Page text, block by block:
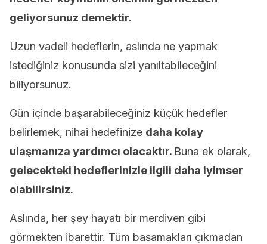
geliyorsunuz demektir.
Uzun vadeli hedeflerin, aslında ne yapmak
istediğiniz konusunda sizi yanıltabileceğini
biliyorsunuz.
Gün içinde başarabileceğiniz küçük hedefler
belirlemek, nihai hedefinize daha kolay
ulaşmanıza yardımcı olacaktır. Buna ek olarak,
gelecekteki hedeflerinizle ilgili daha iyimser
olabilirsiniz.
Aslında, her şey hayatı bir merdiven gibi
görmekten ibarettir. Tüm basamakları çıkmadan